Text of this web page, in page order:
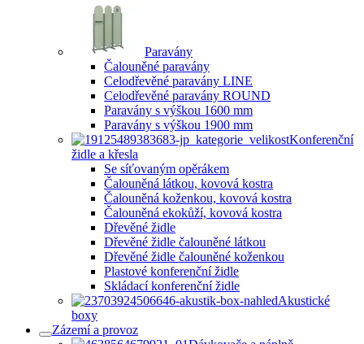
Paravány
Čalouněné paravány
Celodřevěné paravány LINE
Celodřevěné paravány ROUND
Paravány s výškou 1600 mm
Paravány s výškou 1900 mm
Konferenční
židle a křesla
Se síťovaným opěrákem
Čalouněná látkou, kovová kostra
Čalouněná koženkou, kovová kostra
Čalouněná ekokůží, kovová kostra
Dřevěné židle
Dřevěné židle čalouněné látkou
Dřevěné židle čalouněné koženkou
Plastové konferenční židle
Skládací konferenční židle
Akustické
boxy
Zázemí a provoz